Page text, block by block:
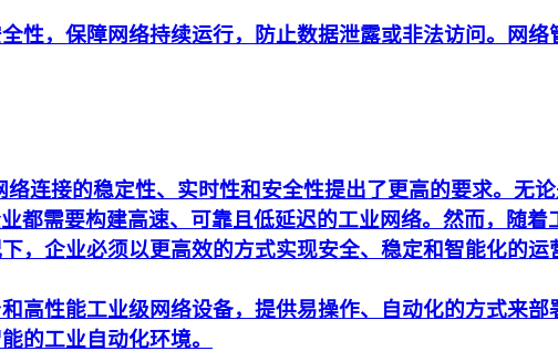
性，保障网络持续运行，防止数据泄露或非法访问。网
连接的稳定性、实时性和安全性提出了更高的要求。无
都需要构建高速、可靠且低延迟的工业网络。然而，随着
，企业必须以更高效的方式实现安全、稳定和智能化的
高性能工业级网络设备，提供易操作、自动化的方式来
的工业自动化环境。